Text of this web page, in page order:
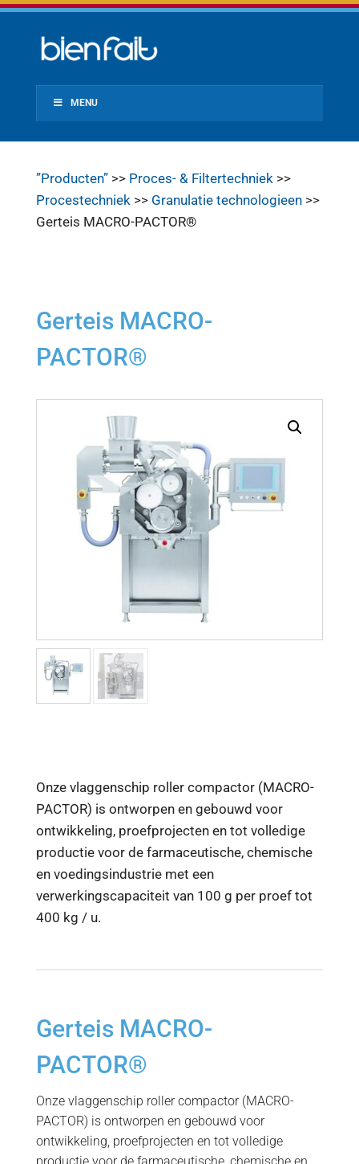
MENU
”Producten”>> Proces- & Filtertechniek>>
Procestechniek>> Granulatie technologieen>>
Gerteis MACRO-PACTOR®
Gerteis MACRO-
PACTOR®
Onze vlaggenschip roller compactor (MACRO-
PACTOR) is ontworpen en gebouwd voor
ontwikkeling, proefprojecten en tot volledige
productie voor de farmaceutische, chemische
en voedingsindustrie met een
verwerkingscapaciteit van 100 g per proef tot
400 kg / u.
Gerteis MACRO-
PACTOR®
Onze vlaggenschip roller compactor (MACRO-
PACTOR) is ontworpen en gebouwd voor
ontwikkeling, proefprojecten en tot volledige